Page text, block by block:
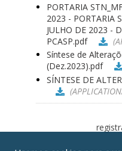
PORTARIA
2023 - PORTARIA
JULHO DE 2023 -
PCASP.pdf
Síntese de
(Dez.2023).pdf
SÍNTESE DE